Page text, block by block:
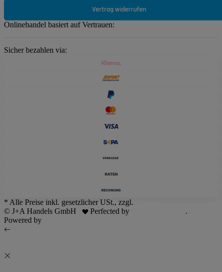
Vertrag widerrufen
Onlinehandel basiert auf Vertrauen:
Sicher bezahlen via:
* Alle Preise inkl. gesetzlicher USt., zzgl.
© J+A Handels GmbH
Perfected by
.
Powered by